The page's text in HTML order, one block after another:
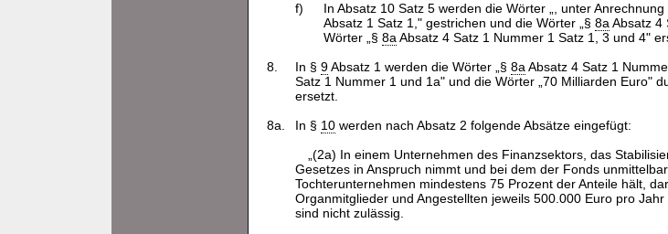
f)
In Absatz 10 Satz 5 werden die Wörter „, unter
Absatz 1 Satz 1," gestrichen und die Wörter „§ 8a Absatz 4
Wörter „§ 8a Absatz 4 Satz 1 Nummer 1 Satz 1, 3 und 4"
8.
In § 9Absatz 1 werden die Wörter „§ 8a Absatz 4 Satz 1
Satz 1 Nummer 1 und 1a" und die Wörter „70 Milliarden Euro"
ersetzt.
8a.
In § 10werden nach Absatz 2 folgende Absätze eingefügt:
„(2a) In einem Unternehmen des Finanzsektors, das
Gesetzes in Anspruch nimmt und bei dem der Fonds
Tochterunternehmen mindestens 75 Prozent der Anteile hält,
Organmitglieder und Angestellten jeweils 500.000 Euro pro
sind nicht zulässig.